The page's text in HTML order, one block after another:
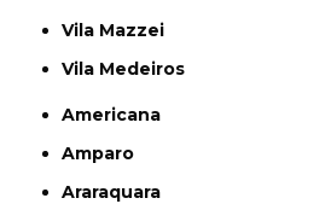
Vila Mazzei
Vila Medeiros
Americana
Amparo
Araraquara